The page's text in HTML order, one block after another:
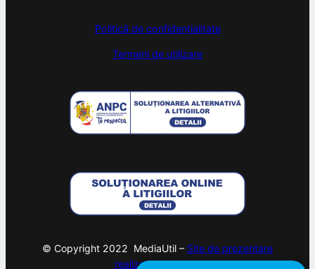
Politică de confidențialitate
Termeni de utilizare
© Copyright 2022 MediaUtil – Site de prezentare
realizat dewebam